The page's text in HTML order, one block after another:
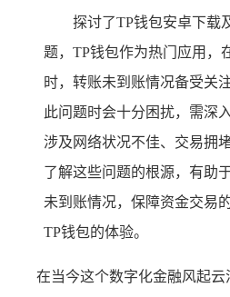
探讨了TP钱包安卓下载
题，TP钱包作为热门应用，
时，转账未到账情况备受关
此问题时会十分困扰，需深
涉及网络状况不佳、交易拥
了解这些问题的根源，有助
未到账情况，保障资金交易
TP钱包的体验。
在当今这个数字化金融风起云